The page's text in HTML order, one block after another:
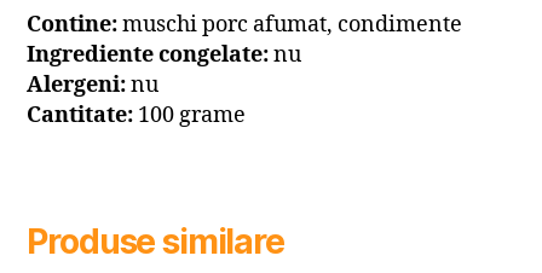
Contine:muschi porc afumat, condimente
Ingrediente congelate:nu
Alergeni:nu
Cantitate: 100 grame
Produse similare